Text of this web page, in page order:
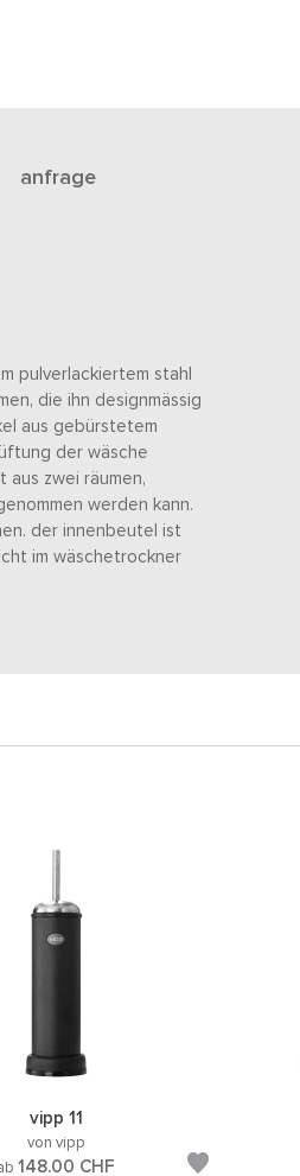
anfrage
pulverlackiertem stahl
die ihn designmässig
aus gebürstetem
der wäsche
zwei räumen,
werden kann.
der innenbeutel ist
im wäschetrockner
vipp 11
von vipp
148.00 CHF